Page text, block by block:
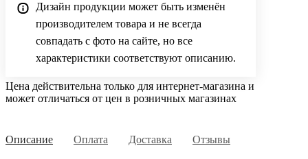
Дизайн продукции может быть изменён
производителем товара и не всегда
совпадать с фото на сайте, но все
характеристики соответствуют описанию.
Цена действительна только для интернет-магазина и
может отличаться от цен в розничных магазинах
Описание Оплата Доставка Отзывы